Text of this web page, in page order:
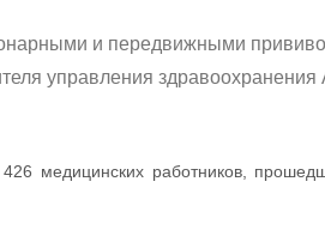
и передвижными
управления здравоохранения
медицинских работников,